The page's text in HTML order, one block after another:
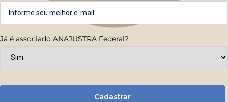
Já é associado ANAJUSTRA Federal?
Cadastrar